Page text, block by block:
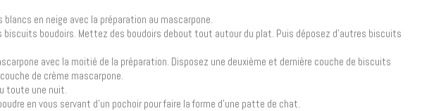
en neige avec la préparation au mascarpone.
boudoirs. Mettez des boudoirs debout tout autour du plat. Puis déposez d’autres biscuits
avec la moitié de la préparation. Disposez une deuxième et dernière couche de biscuits
de crème mascarpone.
toute une nuit.
en vous servant d’un pochoir pour faire la forme d’une patte de chat.